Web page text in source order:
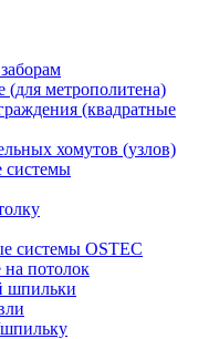
метрополитена)
(квадратные
хомутов (узлов)
системы
системы OSTEC
потолок
шпильки